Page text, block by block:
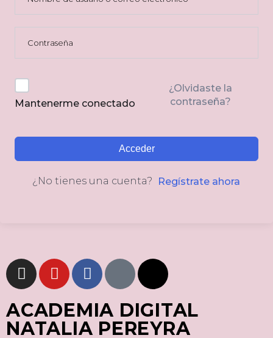
Mantenerme conectado
¿Olvidaste la
contraseña?
Acceder
¿No tienes una cuenta? Regístrate ahora
ACADEMIA DIGITAL
NATALIA PEREYRA